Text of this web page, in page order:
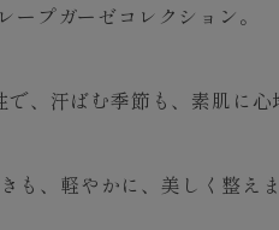
プガーゼコレクション。
、汗ばむ季節も、素肌に心
も、軽やかに、美しく整えま